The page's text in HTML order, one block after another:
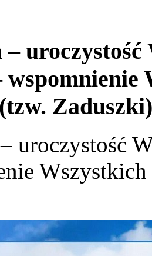
–
Zaduszki)
uroczystość